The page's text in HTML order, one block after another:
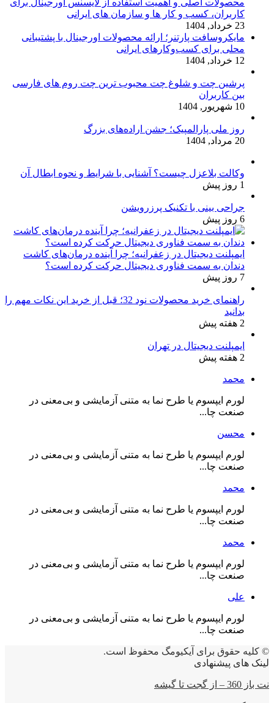
کاربران، کسب و کار ها و سازمان های ایرانی
23 خرداد, 1404
مایکروسافت پارتنر؛ ارائه محصولات اورجینال با پشتیبانی
محلی برای کسب‌وکارهای ایرانی
12 خرداد, 1404
پرشین چت و شلوغ چت محبوب ترین چت روم های فارسی
بین کاربران
10 شهریور, 1404
روز ملی پارالمپیک؛ جشن اراده‌های بزرگ
20 مرداد, 1404
وکالت بلاعزل چیست؟ آشنایی با شرایط و نحوه ابطال آن
1 روز پیش
جراحی بینی با تکنیک پرزرویشن
6 روز پیش
ایمپلنت دیجیتال در زعفرانیه؛ چرا آینده درمان‌های کاشت
دندان به سمت فناوری دیجیتال حرکت کرده است؟
7 روز پیش
راهنمای خرید محصولات نود 32؛ قبل از خرید این نکات مهم را
بدانید
2 هفته پیش
ایمپلنت دیجیتال در تهران
2 هفته پیش
محمد
لورم ایپسوم یا طرح‌ نما به متنی آزمایشی و بی‌معنی در
صنعت چا...
محسن
لورم ایپسوم یا طرح‌ نما به متنی آزمایشی و بی‌معنی در
صنعت چا...
محمد
لورم ایپسوم یا طرح‌ نما به متنی آزمایشی و بی‌معنی در
صنعت چا...
محمد
لورم ایپسوم یا طرح‌ نما به متنی آزمایشی و بی‌معنی در
صنعت چا...
علی
لورم ایپسوم یا طرح‌ نما به متنی آزمایشی و بی‌معنی در
صنعت چا...
© کلیه حقوق برای آیکیومگ محفوظ است.
لینک های پیشنهادی
نت باز 360 – از گجت تا گیشه